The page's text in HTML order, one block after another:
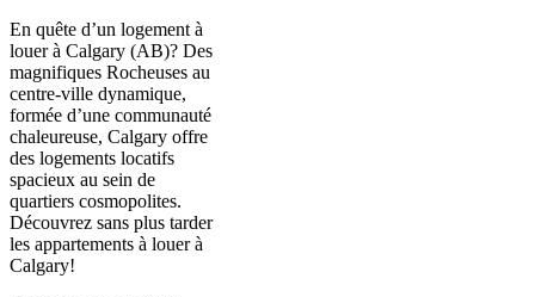
En quête d’un logement à
louer à Calgary (AB)? Des
magnifiques Rocheuses au
centre-ville dynamique,
formée d’une communauté
chaleureuse, Calgary offre
des logements locatifs
spacieux au sein de
quartiers cosmopolites.
Découvrez sans plus tarder
les appartements à louer à
Calgary!